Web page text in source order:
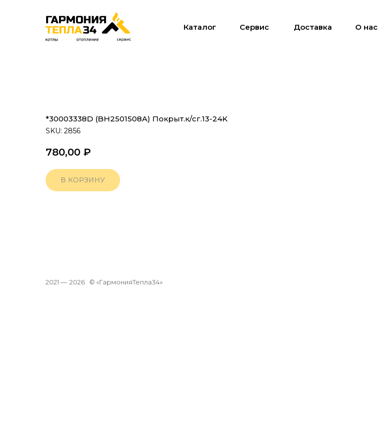
Сервис Доставка О нас
Каталог
*30003338D (BН2501508А) Покрыт.к/сг.13-24K
SKU: 2856
780,00 ₽
В КОРЗИНУ
© «ГармонияТепла34»
2026
2021 —